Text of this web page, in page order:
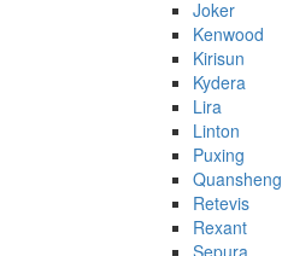
Joker
Kenwood
Kirisun
Kydera
Lira
Linton
Puxing
Quansheng
Retevis
Rexant
Sepura